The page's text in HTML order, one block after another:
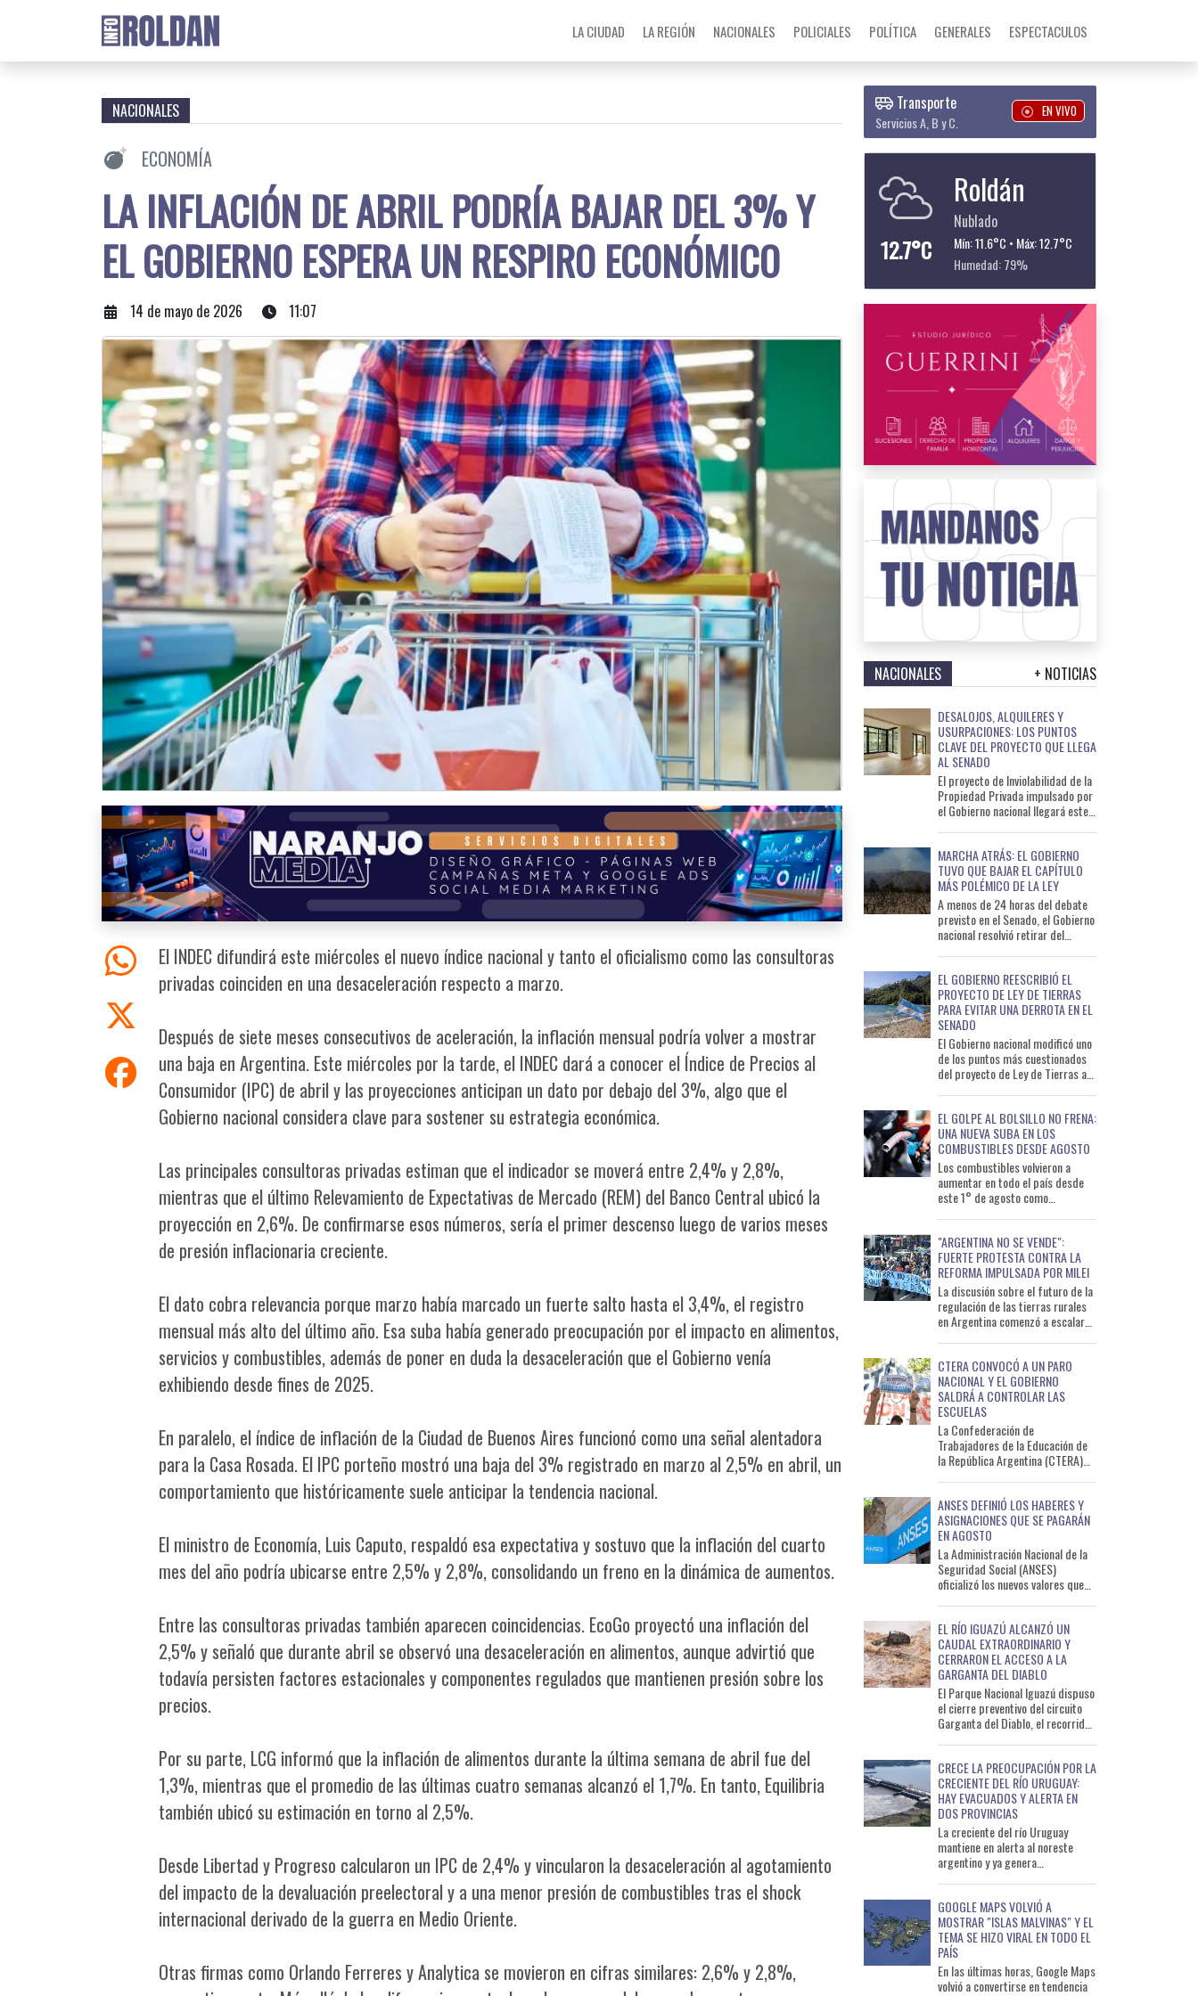
LA CIUDAD LA REGIÓN NACIONALES POLICIALES POLÍTICA GENERALES ESPECTACULOS
NACIONALES
ECONOMÍA
LA INFLACIÓN DE ABRIL PODRÍA BAJAR DEL 3% Y
EL GOBIERNO ESPERA UN RESPIRO ECONÓMICO
14 de mayo de 2026 11:07
El INDEC difundirá este miércoles el nuevo índice nacional y tanto el oficialismo como las consultoras
privadas coinciden en una desaceleración respecto a marzo.
Después de siete meses consecutivos de aceleración, la inflación mensual podría volver a mostrar
una baja en Argentina. Este miércoles por la tarde, el INDEC dará a conocer el Índice de Precios al
Consumidor (IPC) de abril y las proyecciones anticipan un dato por debajo del 3%, algo que el
Gobierno nacional considera clave para sostener su estrategia económica.
Las principales consultoras privadas estiman que el indicador se moverá entre 2,4% y 2,8%,
mientras que el último Relevamiento de Expectativas de Mercado (REM) del Banco Central ubicó la
proyección en 2,6%. De confirmarse esos números, sería el primer descenso luego de varios meses
de presión inflacionaria creciente.
El dato cobra relevancia porque marzo había marcado un fuerte salto hasta el 3,4%, el registro
mensual más alto del último año. Esa suba había generado preocupación por el impacto en alimentos,
servicios y combustibles, además de poner en duda la desaceleración que el Gobierno venía
exhibiendo desde fines de 2025.
En paralelo, el índice de inflación de la Ciudad de Buenos Aires funcionó como una señal alentadora
para la Casa Rosada. El IPC porteño mostró una baja del 3% registrado en marzo al 2,5% en abril, un
comportamiento que históricamente suele anticipar la tendencia nacional.
El ministro de Economía, Luis Caputo, respaldó esa expectativa y sostuvo que la inflación del cuarto
mes del año podría ubicarse entre 2,5% y 2,8%, consolidando un freno en la dinámica de aumentos.
Entre las consultoras privadas también aparecen coincidencias. EcoGo proyectó una inflación del
2,5% y señaló que durante abril se observó una desaceleración en alimentos, aunque advirtió que
todavía persisten factores estacionales y componentes regulados que mantienen presión sobre los
precios.
Por su parte, LCG informó que la inflación de alimentos durante la última semana de abril fue del
1,3%, mientras que el promedio de las últimas cuatro semanas alcanzó el 1,7%. En tanto, Equilibria
también ubicó su estimación en torno al 2,5%.
Desde Libertad y Progreso calcularon un IPC de 2,4% y vincularon la desaceleración al agotamiento
del impacto de la devaluación preelectoral y a una menor presión de combustibles tras el shock
internacional derivado de la guerra en Medio Oriente.
Otras firmas como Orlando Ferreres y Analytica se movieron en cifras similares: 2,6% y 2,8%,
Transporte
Servicios A, B y C.
EN VIVO
12.7°C
Roldán
Nublado
Mín: 11.6°C • Máx: 12.7°C
Humedad: 79%
NACIONALES + NOTICIAS
DESALOJOS, ALQUILERES Y
USURPACIONES: LOS PUNTOS
CLAVE DEL PROYECTO QUE LLEGA
AL SENADO
El proyecto de Inviolabilidad de la
Propiedad Privada impulsado por
el Gobierno nacional llegará este
MARCHA ATRÁS: EL GOBIERNO
TUVO QUE BAJAR EL CAPÍTULO
MÁS POLÉMICO DE LA LEY
A menos de 24 horas del debate
previsto en el Senado, el Gobierno
nacional resolvió retirar del
EL GOBIERNO REESCRIBIÓ EL
PROYECTO DE LEY DE TIERRAS
PARA EVITAR UNA DERROTA EN EL
SENADO
El Gobierno nacional modificó uno
de los puntos más cuestionados
del proyecto de Ley de Tierras a
EL GOLPE AL BOLSILLO NO FRENA:
UNA NUEVA SUBA EN LOS
COMBUSTIBLES DESDE AGOSTO
Los combustibles volvieron a
aumentar en todo el país desde
este 1° de agosto como
naciona
"ARGENTINA NO SE VENDE":
FUERTE PROTESTA CONTRA LA
REFORMA IMPULSADA POR MILEI
La discusión sobre el futuro de la
regulación de las tierras rurales
en Argentina comenzó a escalar
CTERA CONVOCÓ A UN PARO
NACIONAL Y EL GOBIERNO
SALDRÁ A CONTROLAR LAS
ESCUELAS
La Confederación de
Trabajadores de la Educación de
la República Argentina (CTERA)
ANSES DEFINIÓ LOS HABERES Y
ASIGNACIONES QUE SE PAGARÁN
EN AGOSTO
La Administración Nacional de la
Seguridad Social (ANSES)
oficializó los nuevos valores que
EL RÍO IGUAZÚ ALCANZÓ UN
CAUDAL EXTRAORDINARIO Y
CERRARON EL ACCESO A LA
GARGANTA DEL DIABLO
El Parque Nacional Iguazú dispuso
el cierre preventivo del circuito
Garganta del Diablo, el recorrido
CRECE LA PREOCUPACIÓN POR LA
CRECIENTE DEL RÍO URUGUAY:
HAY EVACUADOS Y ALERTA EN
DOS PROVINCIAS
La creciente del río Uruguay
mantiene en alerta al noreste
argentino y ya genera
compuerta
GOOGLE MAPS VOLVIÓ A
MOSTRAR "ISLAS MALVINAS" Y EL
TEMA SE HIZO VIRAL EN TODO EL
PAÍS
En las últimas horas, Google Maps
volvió a convertirse en tendencia